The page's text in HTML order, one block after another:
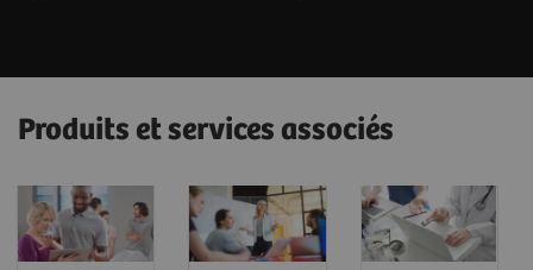
Produits et services associés